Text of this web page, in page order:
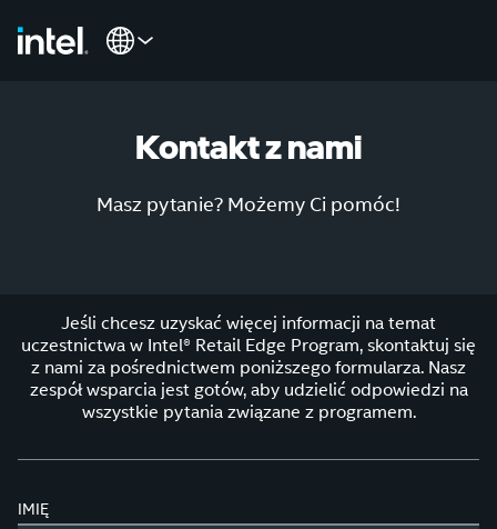
Kontakt z nami
Masz pytanie? Możemy Ci pomóc!
Jeśli chcesz uzyskać więcej informacji na temat
uczestnictwa w Intel® Retail Edge Program, skontaktuj się
z nami za pośrednictwem poniższego formularza. Nasz
zespół wsparcia jest gotów, aby udzielić odpowiedzi na
wszystkie pytania związane z programem.
IMIĘ